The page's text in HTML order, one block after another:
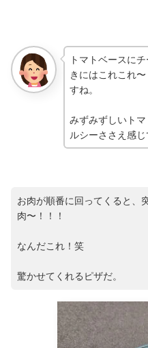
トマトベースに
きにはこれこれ
すね。
みずみずしいト
ルシーささえ感じ
お肉が順番に回ってくると、
肉〜！！！
なんだこれ！笑
驚かせてくれるピザだ。